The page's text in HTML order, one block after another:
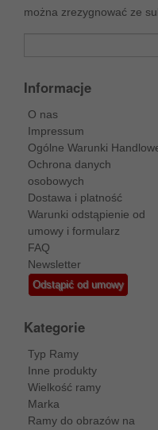
można zrezygnować ze
Informacje
O nas
Impressum
Ogólne Warunki
Ochrona danych
osobowych
Dostawa i platność
Warunki odstąpienie od
umowy i formularz
FAQ
Newsletter
Odstąpić od umowy
Kategorie
Typ Ramy
Inne produkty
Wielkość ramy
Marka
Ramy do obrazów na